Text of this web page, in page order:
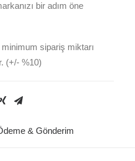
bir adım öne
sipariş miktarı
(+/- %10)
& Gönderim